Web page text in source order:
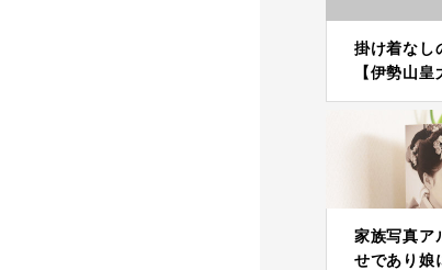
掛け着なし
【伊勢山皇
家族写真ア
せであり娘